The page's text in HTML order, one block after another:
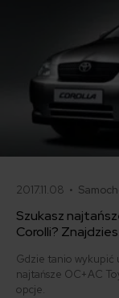
2017.11.08 •
Szukasz
Corolli?
Gdzie tanio wykupić
najtańsze OC+AC
opcje.